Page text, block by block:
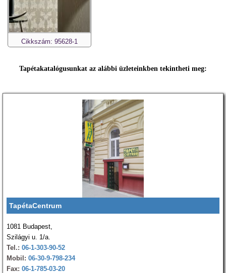
Cikkszám: 95628-1
Tapétakatalógusunkat az alábbi üzleteinkben tekintheti meg:
TapétaCentrum
1081 Budapest,
Szilágyi u. 1/a.
Tel.: 06-1-303-90-52
Mobil: 06-30-9-798-234
Fax: 06-1-785-03-20